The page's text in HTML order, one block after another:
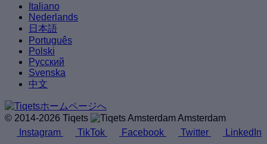
Italiano
Nederlands
日本語
Português
Polski
Русский
Svenska
中文
© 2014-2026 Tiqets
Amsterdam
Instagram
TikTok Facebook Twitter LinkedIn